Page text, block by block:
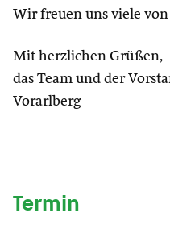
Wir freuen uns viele
Mit herzlichen Grüßen,
das Team und der
Vorarlberg
Termin